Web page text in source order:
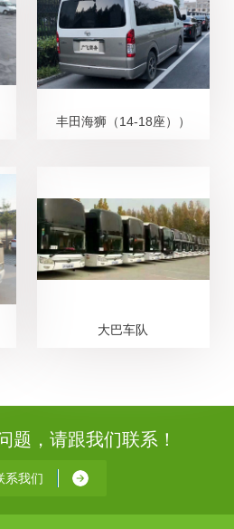
丰田海狮（14-18座））
大巴车队
题，请跟我们联系！
系我们